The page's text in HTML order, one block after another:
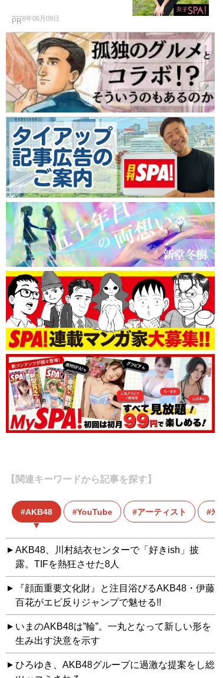
2026年06月09日
PR
【関連キーワードから記事を探す】
AKB48 YouTube アーティスト 米
AKB48、川村結衣センターで「好きish」披
露。TIFを熱狂させた8人
『顔面重要文化財』と注目浴びるAKB48・伊藤
百花がエビ反りジャンプで魅せる!!
いまのAKB48は”輪”。一丸となって新しい形を
生み出す決意を示す
ひろゆき、AKB48グループに過激な提案をし総